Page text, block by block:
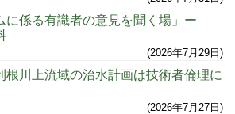
に係る有識者の意見を聞く場」ー
2026年7月29日
根川上流域の治水計画は技術者倫理に
2026年7月27日